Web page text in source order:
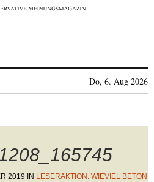
Do, 6. Aug 2026
2019 IN LESERAKTION: WIEVIEL BETON